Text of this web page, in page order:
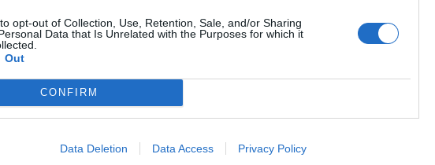
opt-out of Collection, Use, Retention, Sale, and/or Sharing
Data that Is Unrelated with the Purposes for which it
Out
CONFIRM
Data Deletion Data Access Privacy Policy
som med brottmål.
och företräder
PoliserRasism Ricard A R Nilsson
Rättssäkerhet
Oravsky VåldVåldtäktÅklagare